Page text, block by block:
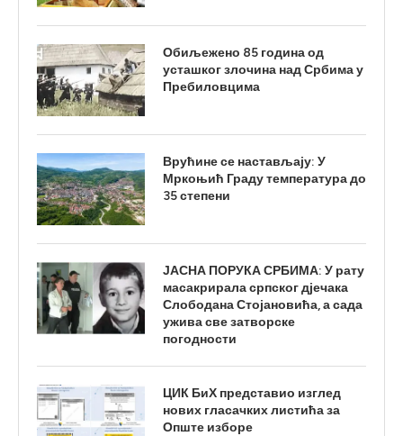
Обиљежено 85 година од
усташког злочина над Србима у
Пребиловцима
Врућине се настављају: У
Мркоњић Граду температура до
35 степени
ЈАСНА ПОРУКА СРБИМА: У рату
масакрирала српског дјечака
Слободана Стојановића, а сада
ужива све затворске
погодности
ЦИК БиХ представио изглед
нових гласачких листића за
Опште изборе